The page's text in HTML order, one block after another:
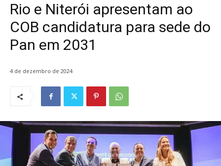
Rio e Niterói apresentam ao
COB candidatura para sede do
Pan em 2031
4 de dezembro de 2024